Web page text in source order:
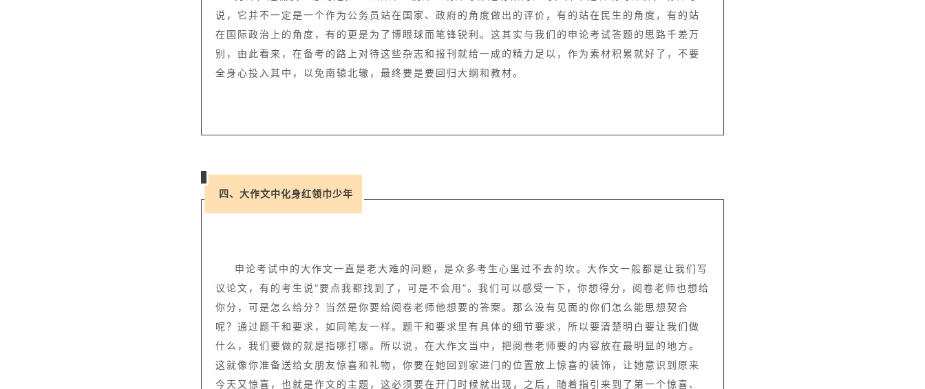
说，它并不一定是一个作为公务员站在国家、政府的角度做出的评价，有的站在民生的角度，有的站
在国际政治上的角度，有的更是为了博眼球而笔锋锐利。这其实与我们的申论考试答题的思路千差万
别，由此看来，在备考的路上对待这些杂志和报刊就给一成的精力足以，作为素材积累就好了，不要
全身心投入其中，以免南辕北辙，最终要是要回归大纲和教材。
四、大作文中化身红领巾少年
申论考试中的大作文一直是老大难的问题，是众多考生心里过不去的坎。大作文一般都是让我们写
议论文，有的考生说“要点我都找到了，可是不会用”。我们可以感受一下，你想得分，阅卷老师也想给
你分，可是怎么给分？当然是你要给阅卷老师他想要的答案。那么没有见面的你们怎么能思想契合
呢？通过题干和要求，如同笔友一样。题干和要求里有具体的细节要求，所以要清楚明白要让我们做
什么，我们要做的就是指哪打哪。所以说，在大作文当中，把阅卷老师要的内容放在最明显的地方。
这就像你准备送给女朋友惊喜和礼物，你要在她回到家进门的位置放上惊喜的装饰，让她意识到原来
今天又惊喜，也就是作文的主题，这必须要在开门时候就出现，之后，随着指引来到了第一个惊喜、